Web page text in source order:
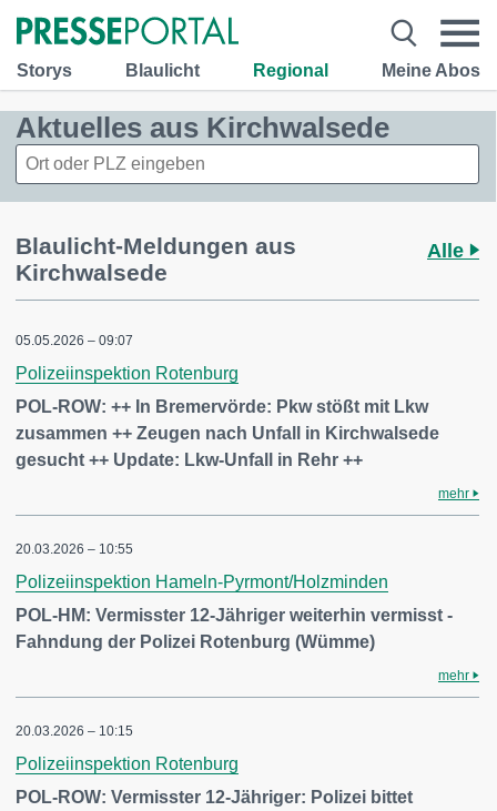
Storys Blaulicht Regional Meine Abos
Aktuelles aus Kirchwalsede
Blaulicht-Meldungen aus
Kirchwalsede
Alle
05.05.2026 – 09:07
Polizeiinspektion Rotenburg
POL-ROW: ++ In Bremervörde: Pkw stößt mit Lkw
zusammen ++ Zeugen nach Unfall in Kirchwalsede
gesucht ++ Update: Lkw-Unfall in Rehr ++
mehr
20.03.2026 – 10:55
Polizeiinspektion Hameln-Pyrmont/Holzminden
POL-HM: Vermisster 12-Jähriger weiterhin vermisst -
Fahndung der Polizei Rotenburg (Wümme)
mehr
20.03.2026 – 10:15
Polizeiinspektion Rotenburg
POL-ROW: Vermisster 12-Jähriger: Polizei bittet